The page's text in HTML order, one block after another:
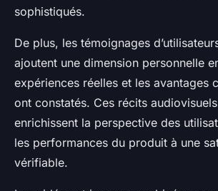
sophistiqués.
De plus, les témoignages
ajoutent une dimension personnelle
expériences réelles et les avantages
ont constatés. Ces récits
enrichissent la perspective des
les performances du produit à une
vérifiable.